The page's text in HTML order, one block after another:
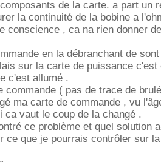
de la carte. a part un
la continuité de la bobine a
conscience , ca na rien donner
en la débranchant de sont
sur la carte de puissance c'est
c'est allumé .
( pas de trace de
ma carte de commande , vu
ca vaut le coup de la changé .
ce problème et quel solution
ce que je pourrais contrôler sur